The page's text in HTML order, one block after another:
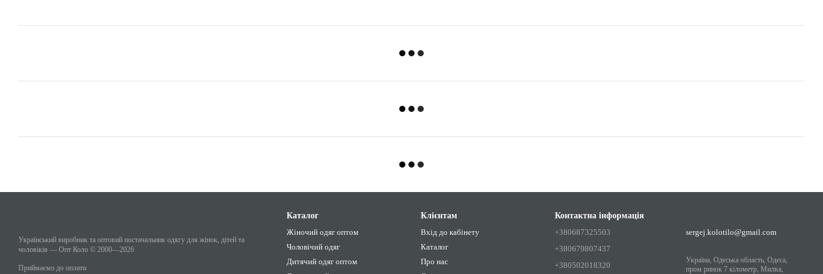
Український виробник та оптовий постачальник одягу для жінок, дітей та
чоловіків — Опт Коло © 2000—2026
Приймаємо до оплати
Каталог
Жіночий одяг оптом
Чоловічий одяг
Дитячий одяг оптом
Клієнтам
Вхід до кабінету
Каталог
Про нас
Контактна інформація
+380687325503
+380679807437
+380502018320
sergej.kolotilo@gmail.com
Україна, Одеська область, Одеса,
пром ринок 7 кілометр, Милка,